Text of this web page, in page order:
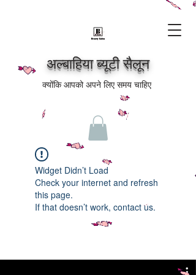
अल्बाहिया ब्यूटी सैलून
क्योंकि आपको अपने लिए समय चाहिए
Widget Didn’t Load
Check your internet and refresh
this page.
If that doesn’t work, contact us.